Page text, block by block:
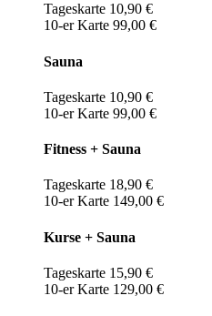
Tageskarte 10,90 €
10-er Karte 99,00 €
Sauna
Tageskarte 10,90 €
10-er Karte 99,00 €
Fitness + Sauna
Tageskarte 18,90 €
10-er Karte 149,00 €
Kurse + Sauna
Tageskarte 15,90 €
10-er Karte 129,00 €